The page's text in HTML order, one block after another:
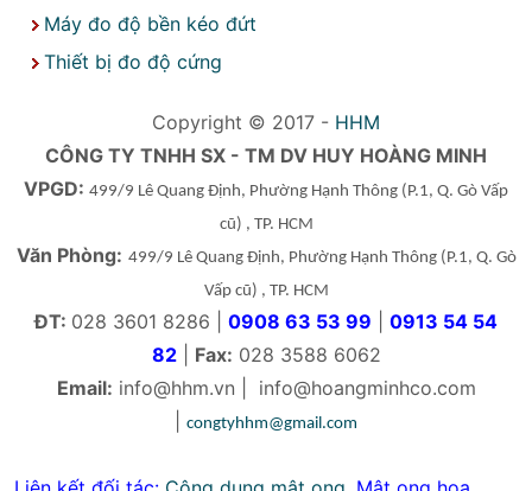
Máy đo độ bền kéo đứt
Thiết bị đo độ cứng
Copyright © 2017 - HHM
CÔNG TY TNHH SX - TM DV HUY HOÀNG MINH
VPGD: 499/9 Lê Quang Định, Phường Hạnh Thông (P.1, Q. Gò Vấp
cũ) , TP. HCM
Văn Phòng: 499/9 Lê Quang Định, Phường Hạnh Thông(P.1, Q. Gò
Vấp cũ) , TP. HCM
ĐT: 028 3601 8286 | 0908 63 53 99
0913 54 54
82| Fax: 028 3588 6062
Email: info@hhm.vn
info@hoangminhco.com
congtyhhm@gmail.com